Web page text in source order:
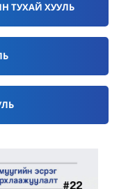
ТУХАЙ ХУУЛЬ